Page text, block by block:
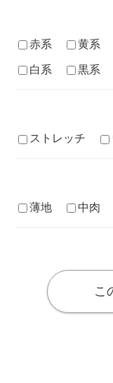
赤系 黄系
白系
黒系
ストレッチ
薄地 中肉
こ